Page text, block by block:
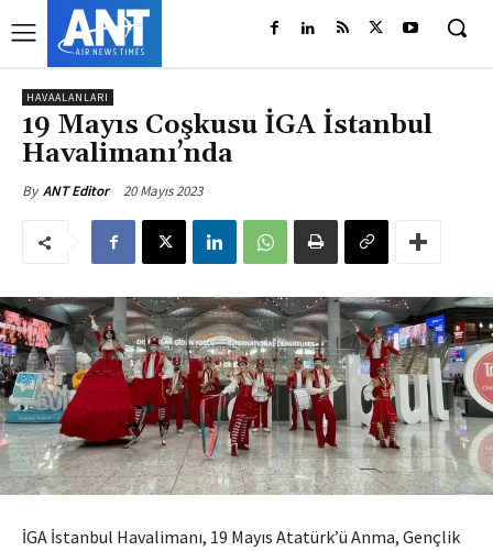
HAVAALANLARI
19 Mayıs Coşkusu İGA İstanbul
Havalimanı’nda
By ANT Editor 20 Mayıs 2023
İGA İstanbul Havalimanı, 19 Mayıs Atatürk’ü Anma, Gençlik